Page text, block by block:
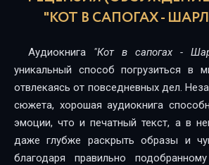
"КОТ В САПОГАХ -
Аудиокнига "Кот в сапогах -
уникальный способ погрузиться в
отвлекаясь от повседневных дел.
сюжета, хорошая аудиокнига
эмоции, что и печатный текст, а в
даже глубже раскрыть образы и
благодаря правильно